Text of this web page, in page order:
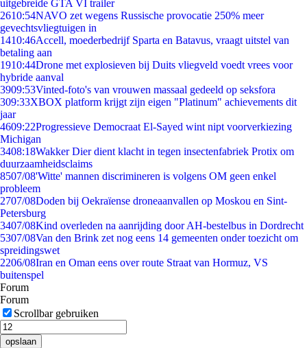
uitgebreide GTA VI trailer
2610:54NAVO zet wegens Russische provocatie 250% meer
gevechtsvliegtuigen in
1410:46Accell, moederbedrijf Sparta en Batavus, vraagt uitstel van
betaling aan
1910:44Drone met explosieven bij Duits vliegveld voedt vrees voor
hybride aanval
3909:53Vinted-foto's van vrouwen massaal gedeeld op seksfora
309:33XBOX platform krijgt zijn eigen "Platinum" achievements dit
jaar
4609:22Progressieve Democraat El-Sayed wint nipt voorverkiezing
Michigan
3408:18Wakker Dier dient klacht in tegen insectenfabriek Protix om
duurzaamheidsclaims
8507/08'Witte' mannen discrimineren is volgens OM geen enkel
probleem
2707/08Doden bij Oekraïense droneaanvallen op Moskou en Sint-
Petersburg
3407/08Kind overleden na aanrijding door AH-bestelbus in Dordrecht
5307/08Van den Brink zet nog eens 14 gemeenten onder toezicht om
spreidingswet
2206/08Iran en Oman eens over route Straat van Hormuz, VS
buitenspel
Forum
Forum
Scrollbar gebruiken
opslaan